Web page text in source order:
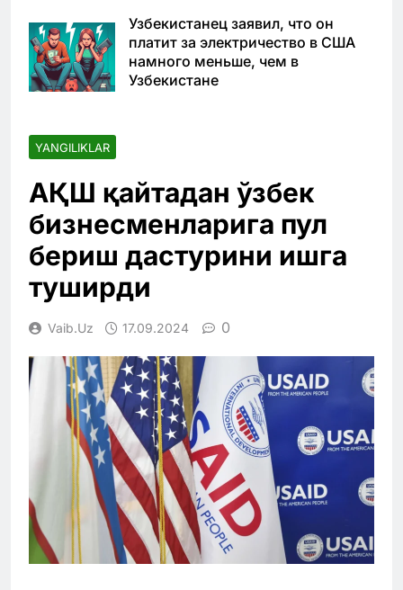
Узбекистанец заявил, что он
платит за электричество в США
намного меньше, чем в
Узбекистане
YANGILIKLAR
АҚШ қайтадан ўзбек
бизнесменларига пул
бериш дастурини ишга
туширди
Vaib.uz 17.09.2024 0